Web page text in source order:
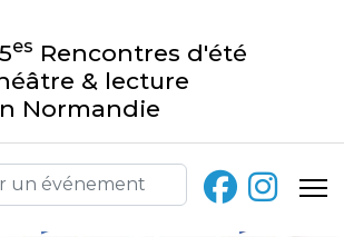
es Rencontres d'été
& lecture
Normandie